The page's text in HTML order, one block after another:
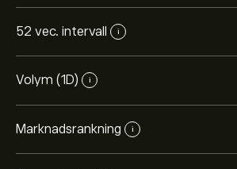
52 vec. intervall i
Volym (1D) i
Marknadsrankning i